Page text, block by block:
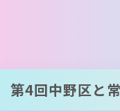
第4回中野区と